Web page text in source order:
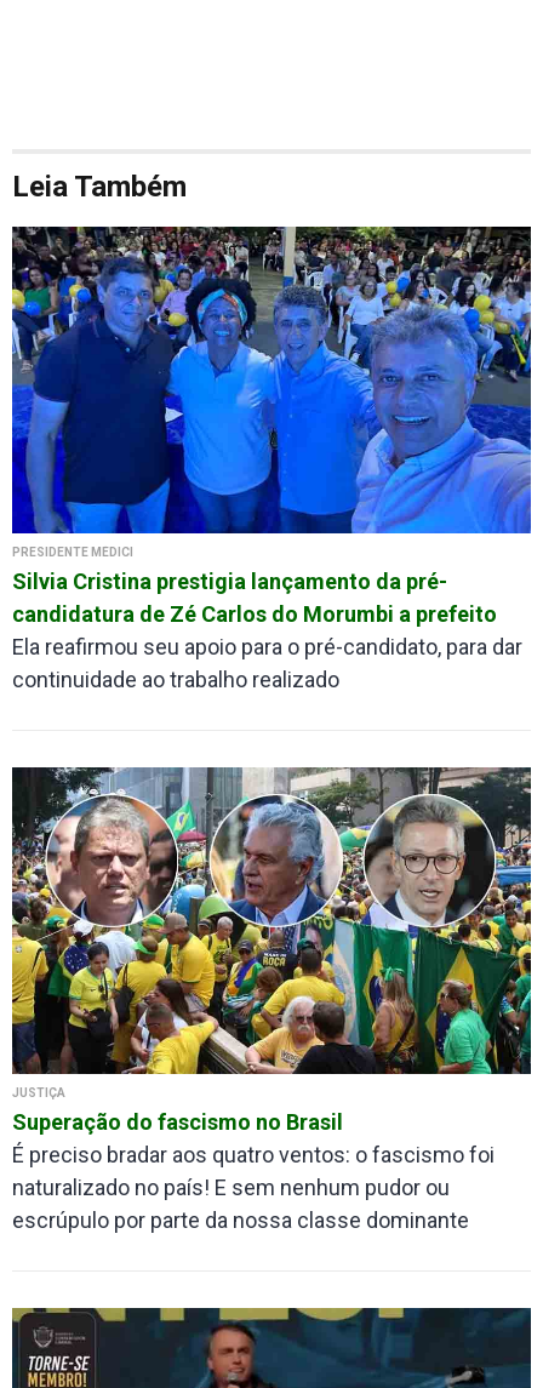
Leia Também
PRESIDENTE MÉDICI
Silvia Cristina prestigia lançamento da pré-
candidatura de Zé Carlos do Morumbi a prefeito
Ela reafirmou seu apoio para o pré-candidato, para dar
continuidade ao trabalho realizado
JUSTIÇA
Superação do fascismo no Brasil
É preciso bradar aos quatro ventos: o fascismo foi
naturalizado no país! E sem nenhum pudor ou
escrúpulo por parte da nossa classe dominante